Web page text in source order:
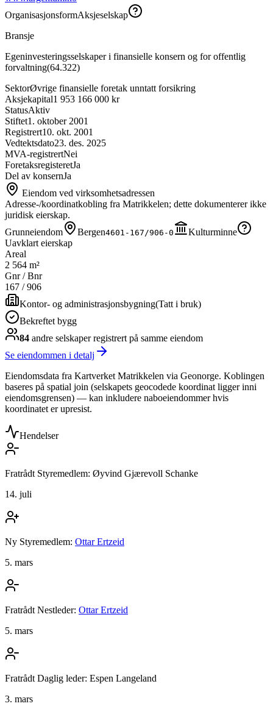
OrganisasjonsformAksjeselskap
Bransje
Egeninvesteringsselskaper i finansielle konsern og for offentlig
forvaltning(64.322)
SektorØvrige finansielle foretak unntatt forsikring
Aksjekapital1 953 166 000 kr
StatusAktiv
Stiftet1. oktober 2001
Registrert10. okt. 2001
Vedtektsdato23. des. 2025
MVA-registrertNei
ForetaksregisteretJa
Del av konsernJa
Eiendom ved virksomhetsadressen
Adresse-/koordinatkobling fra Matrikkelen; dette dokumenterer ikke
juridisk eierskap.
Grunneiendom
Bergen4601-167/906-0
Kulturminne
Uavklart eierskap
Areal
2 564 m²
Gnr / Bnr
167 /906
Kontor- og administrasjonsbygning(Tatt i bruk)
Bekreftet bygg
84 andre selskaperregistrert på samme eiendom
Se eiendommen i detalj
Eiendomsdata fra Kartverket Matrikkelen via Geonorge. Koblingen
baseres på spatial join (selskapets geocodede koordinat ligger inni
eiendomsgrensen) — kan inkludere naboeiendommer hvis
koordinatet er upresist.
Hendelser
Fratrådt Styremedlem: Øyvind Gjærevoll Schanke
14. juli
Ny Styremedlem: Ottar Ertzeid
5. mars
Fratrådt Nestleder: Ottar Ertzeid
5. mars
Fratrådt Daglig leder: Espen Langeland
3. mars